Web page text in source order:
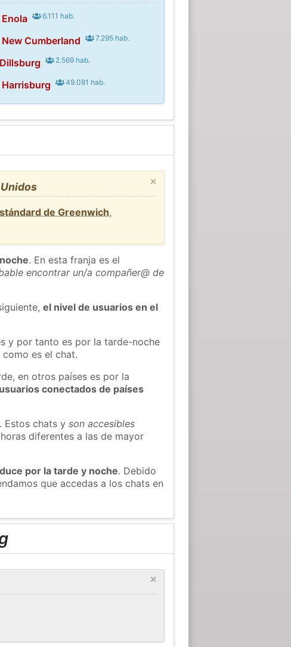
6.111 hab.
Cumberland 7.295 hab.
2.569 hab.
49.081 hab.
×
de Greenwich,
. En esta franja es el
encontrar un/a compañer@ de
el nivel de usuarios en el
y por tanto es por la tarde-noche
es el chat.
en otros países es por la
conectados de países
. Estos chats yson accesibles
diferentes a las de mayor
por la tarde y noche. Debido
que accedas a los chats en
×